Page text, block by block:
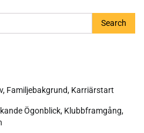
Familjebakgrund, Karriärstart
Ögonblick, Klubbframgång,